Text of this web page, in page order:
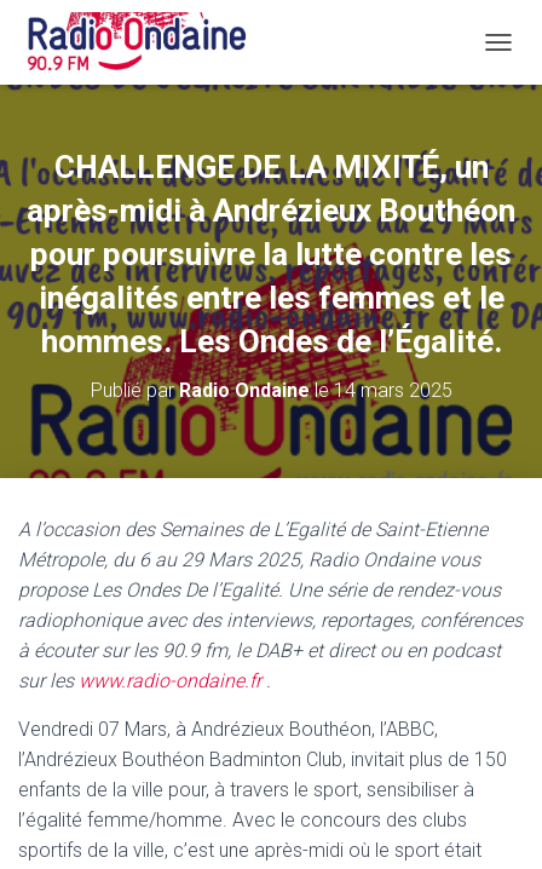
É
E
L
A
N
A
V
T
I
O
N
CHALLENGE DE LA MIXITÉ, un
après-midi à Andrézieux Bouthéon
pour poursuivre la lutte contre les
inégalités entre les femmes et le
hommes. Les Ondes de l’Égalité.
Publié parRadio Ondainele14 mars 2025
A l’occasion des Semaines de L’Egalité de Saint-Etienne
Métropole, du 6 au 29 Mars 2025, Radio Ondaine vous
propose Les Ondes De l’Egalité. Une série de rendez-vous
radiophonique avec des interviews, reportages, conférences
à écouter sur les 90.9 fm, le DAB+ et direct ou en podcast
sur les www.radio-ondaine.fr.
Vendredi 07 Mars, à Andrézieux Bouthéon, l’ABBC,
l’Andrézieux Bouthéon Badminton Club, invitait plus de 150
enfants de la ville pour, à travers le sport, sensibiliser à
l’égalité femme/homme. Avec le concours des clubs
sportifs de la ville, c’est une après-midi où le sport était